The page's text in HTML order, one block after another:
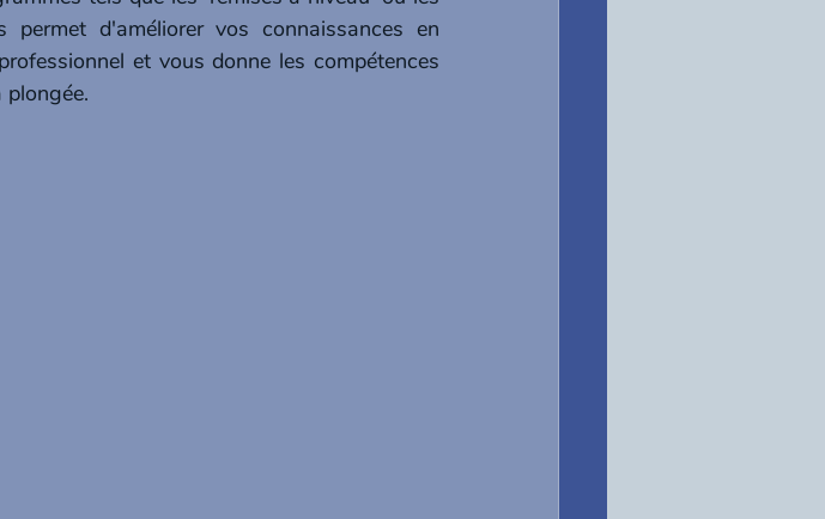
d'améliorer vos connaissances en
et vous donne les compétences